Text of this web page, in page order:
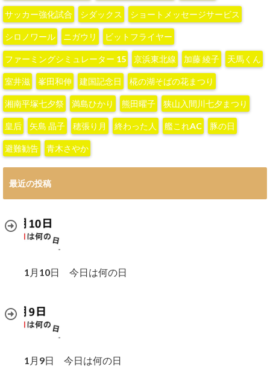
サッカー強化試合 シダックス ショートメッセージサービス
シロノワール ニガウリ ビットフライヤー
ファーミングシミュレーター 15 京浜東北線 加藤 綾子‬ 天馬くん
室井滋 峯田和伸 建国記念日 椛の湖そばの花まつり
湘南平塚七夕祭 満島ひかり 熊田曜子 狭山入間川七夕まつり
皇后 矢島 晶子 穂張り月 終わった人 艦これAC 豚の日
避難勧告 青木さやか
最近の投稿
1月10日 今日は何の日
1月9日 今日は何の日